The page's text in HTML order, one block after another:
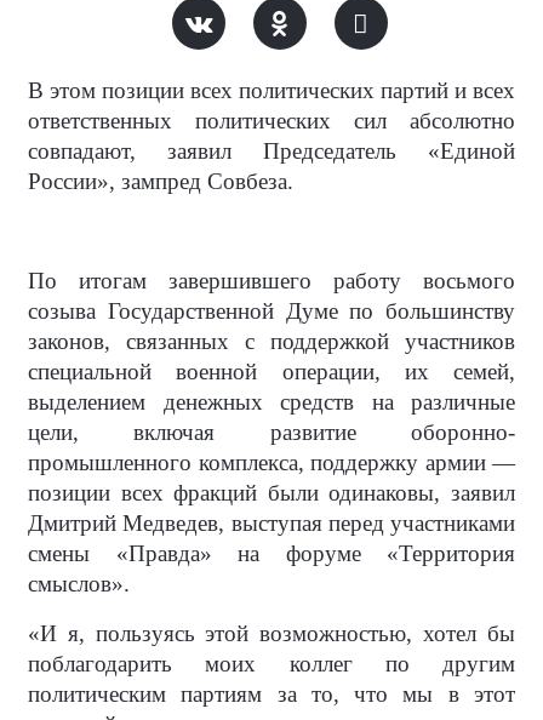
В этом позиции всех политических партий и всех
ответственных политических сил абсолютно
совпадают, заявил Председатель «Единой
России», зампред Совбеза.
По итогам завершившего работу восьмого
созыва Государственной Думе по большинству
законов, связанных с поддержкой участников
специальной военной операции, их семей,
выделением денежных средств на различные
цели, включая развитие оборонно-
промышленного комплекса, поддержку армии —
позиции всех фракций были одинаковы, заявил
Дмитрий Медведев, выступая перед участниками
смены «Правда» на форуме «Территория
смыслов».
«И я, пользуясь этой возможностью, хотел бы
поблагодарить моих коллег по другим
политическим партиям за то, что мы в этот